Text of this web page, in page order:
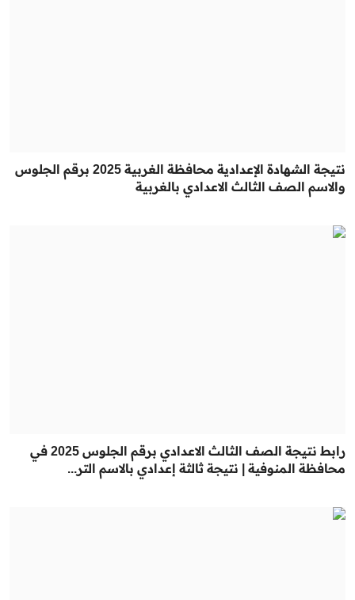
نتيجة الشهادة الإعدادية محافظة الغربية 2025 برقم الجلوس
والاسم الصف الثالث الاعدادي بالغربية
رابط نتيجة الصف الثالث الاعدادي برقم الجلوس 2025 في
محافظة المنوفية | نتيجة ثالثة إعدادي بالاسم التر...